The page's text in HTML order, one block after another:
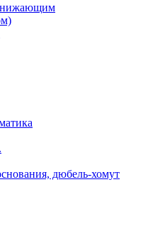
дюбель-хомут